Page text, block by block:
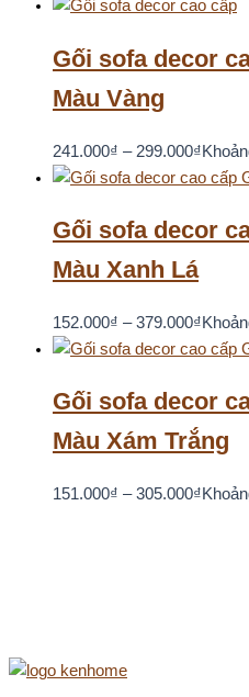
Gối sofa decor
Màu Vàng
241.000₫ – 299.000₫
Gối sofa decor
Màu Xanh Lá
152.000₫ – 379.000₫
Gối sofa decor
Màu Xám Trắng
151.000₫ – 305.000₫